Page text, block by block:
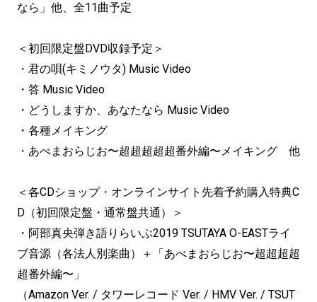
なら」他、全11曲予定
＜初回限定盤DVD収録予定＞
・君の唄(キミノウタ) Music Video
・答 Music Video
・どうしますか、あなたなら Music Video
・各種メイキング
・あべまおらじお〜超超超超超番外編〜メイキング 他
＜各CDショップ・オンラインサイト先着予約購入特典C
D（初回限定盤・通常盤共通）＞
・阿部真央弾き語りらいぶ2019 TSUTAYA O-EASTライ
ブ音源（各法人別楽曲）＋「あべまおらじお〜超超超超
超番外編〜」
（Amazon Ver. / タワーレコード Ver. / HMV Ver. / TSUT